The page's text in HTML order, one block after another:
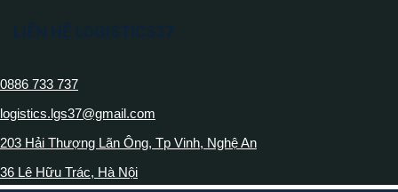
0886 733 737
logistics.lgs37@gmail.com
203 Hải Thượng Lãn Ông, Tp Vinh, Nghệ An
36 Lê Hữu Trác, Hà Nội